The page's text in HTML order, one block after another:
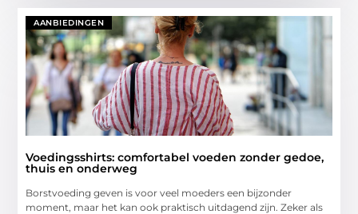
AANBIEDINGEN
Voedingsshirts: comfortabel voeden zonder gedoe,
thuis en onderweg
Borstvoeding geven is voor veel moeders een bijzonder
moment, maar het kan ook praktisch uitdagend zijn. Zeker als